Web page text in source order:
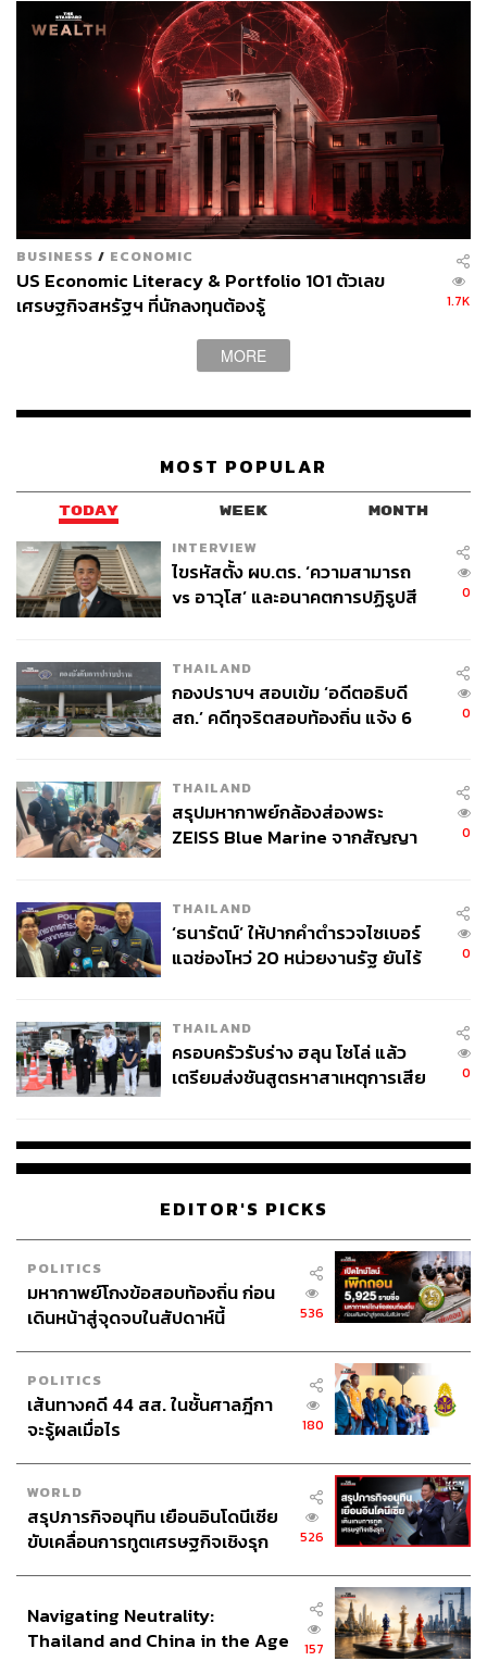
BUSINESS / ECONOMIC
US Economic Literacy & Portfolio 101 ตัวเลข
เศรษฐกิจสหรัฐฯ ที่นักลงทุนต้องรู้
1.7K
MORE
MOST POPULAR
TODAY WEEK MONTH
INTERVIEW
ไขรหัสตั้ง ผบ.ตร. ‘ความสามารถ
vs อาวุโส’ และอนาคตการปฏิรูปสี
0
THAILAND
กองปราบฯ สอบเข้ม ‘อดีตอธิบดี
สถ.’ คดีทุจริตสอบท้องถิ่น แจ้ง 6
0
THAILAND
สรุปมหากาพย์กล้องส่องพระ
ZEISS Blue Marine จากสัญญา
จ่ายหนี้-แอบระบุแบรนด์
0
THAILAND
‘ธนารัตน์’ ให้ปากคำตำรวจไซเบอร์
แฉช่องโหว่ 20 หน่วยงานรัฐ ยันไร้
0
THAILAND
ครอบครัวรับร่าง ฮลุน โซโล่ แล้ว
เตรียมส่งชันสูตรหาสาเหตุการเสีย
0
EDITOR'S PICKS
POLITICS
มหากาพย์โกงข้อสอบท้องถิ่น ก่อน
เดินหน้าสู่จุดจบในสัปดาห์นี้
536
POLITICS
เส้นทางคดี 44 สส. ในชั้นศาลฎีกา
จะรู้ผลเมื่อไร
180
WORLD
สรุปภารกิจอนุทิน เยือนอินโดนีเซีย
ขับเคลื่อนการทูตเศรษฐกิจเชิงรุก
526
Navigating Neutrality:
Thailand and China in the Age
157